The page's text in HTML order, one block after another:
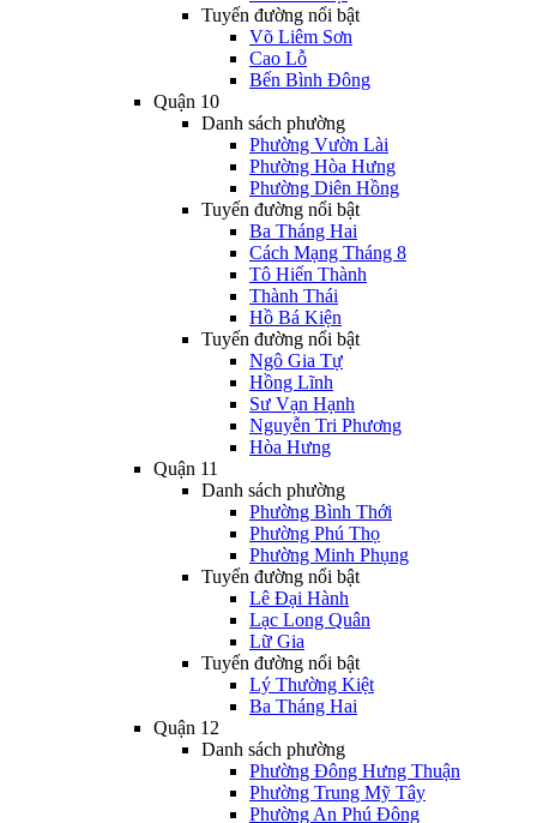
Tuyến đường nổi bật
Võ Liêm Sơn
Cao Lỗ
Bến Bình Đông
Quận 10
Danh sách phường
Phường Vườn Lài
Phường Hòa Hưng
Phường Diên Hồng
Tuyến đường nổi bật
Ba Tháng Hai
Cách Mạng Tháng 8
Tô Hiến Thành
Thành Thái
Hồ Bá Kiện
Tuyến đường nổi bật
Ngô Gia Tự
Hồng Lĩnh
Sư Vạn Hạnh
Nguyễn Tri Phương
Hòa Hưng
Quận 11
Danh sách phường
Phường Bình Thới
Phường Phú Thọ
Phường Minh Phụng
Tuyến đường nổi bật
Lê Đại Hành
Lạc Long Quân
Lữ Gia
Tuyến đường nổi bật
Lý Thường Kiệt
Ba Tháng Hai
Quận 12
Danh sách phường
Phường Đông Hưng Thuận
Phường Trung Mỹ Tây
Phường An Phú Đông